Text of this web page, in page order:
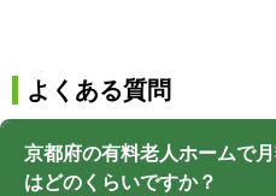
よくある質問
京都府の有料老人ホームで
はどのくらいですか？